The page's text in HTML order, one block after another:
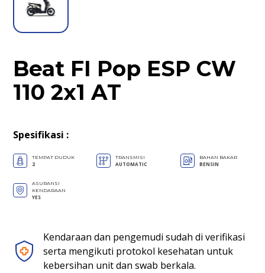
Beat FI Pop ESP CW
110 2x1 AT
Spesifikasi :
TEMPAT DUDUK
2
TRANSMISI
AUTOMATIC
BAHAN BAKAR
BENSIN
ASURANSI
KENDARAAN
YES
Kendaraan dan pengemudi sudah di verifikasi
serta mengikuti protokol kesehatan untuk
kebersihan unit dan swab berkala.